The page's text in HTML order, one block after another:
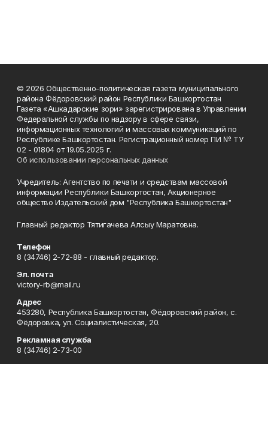
© 2026 Общественно-политическая газета муниципального
района Фёдоровский район Республики Башкортостан
Газета «Ашкадарские зори» зарегистрирована в Управлении
Федеральной службы по надзору в сфере связи,
информационных технологий и массовых коммуникаций по
Республике Башкортостан. Регистрационный номер ПИ № ТУ
02 - 01804 от 19.05.2025 г.
Об использовании персональных данных
Учредитель: Агентство по печати и средствам массовой
информации Республики Башкортостан, Акционерное
общество Издательский дом "Республика Башкортостан"
Главный редактор Тятигачева Алсыу Маратовна.
Телефон
8 (34746) 2-72-88 - главный редактор.
Эл. почта
victory-rb@mail.ru
Адрес
453280, Республика Башкортостан, Фёдоровский район, с.
Фёдоровка, ул. Социалистическая, 20.
Рекламная служба
8 (34746) 2-73-00
Редакция